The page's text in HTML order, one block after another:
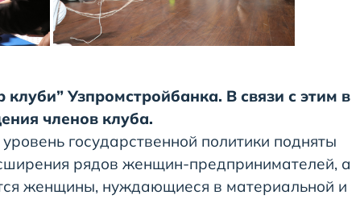
Узпромстройбанка. В связи с этим в
членов клуба.
государственной политики подняты
рядов женщин-предпринимателей, а
женщины, нуждающиеся в материальной и